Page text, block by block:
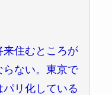
住むところが
らない。東京で
リ化している